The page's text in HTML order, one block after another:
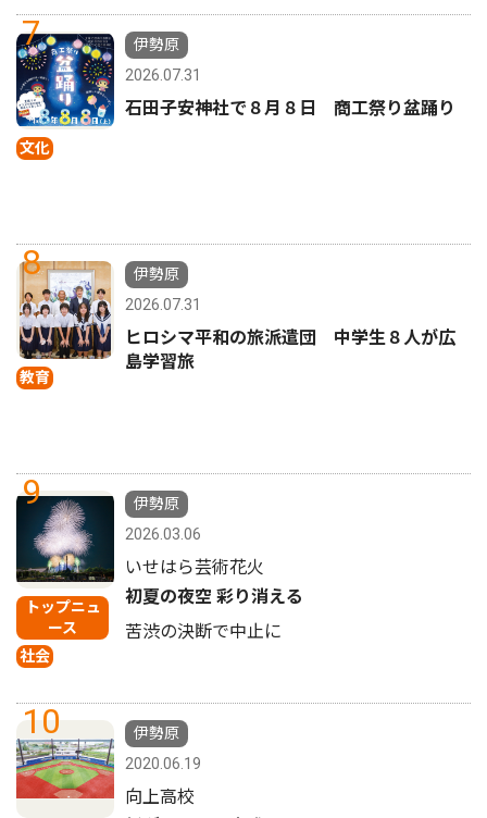
7
文化
伊勢原
2026.07.31
石田子安神社で８月８日 商工祭り盆踊り
8
教育
伊勢原
2026.07.31
ヒロシマ平和の旅派遣団 中学生８人が広
島学習旅
9
トップニュ
ース
社会
伊勢原
2026.03.06
いせはら芸術花火
初夏の夜空 彩り消える
苦渋の決断で中止に
10
伊勢原
2020.06.19
向上高校